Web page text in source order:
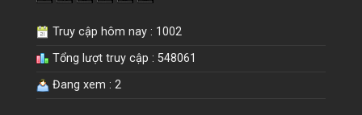
Truy cập hôm nay : 1002
Tổng lượt truy cập : 548061
Đang xem : 2